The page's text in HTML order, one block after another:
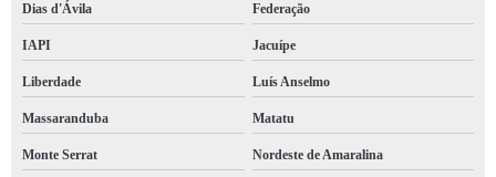
Dias d'Ávila Federação
IAPI Jacuípe
Liberdade Luís Anselmo
Massaranduba Matatu
Monte Serrat Nordeste de Amaralina